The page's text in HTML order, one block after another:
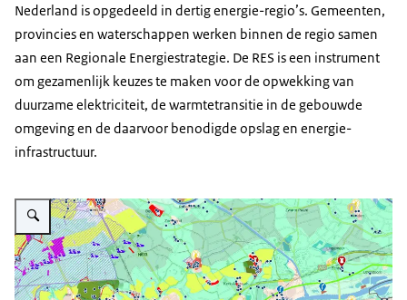
Nederland is opgedeeld in dertig energie-regio’s. Gemeenten,
provincies en waterschappen werken binnen de regio samen
aan een Regionale Energiestrategie. De RES is een instrument
om gezamenlijk keuzes te maken voor de opwekking van
duurzame elektriciteit, de warmtetransitie in de gebouwde
omgeving en de daarvoor benodigde opslag en energie-
infrastructuur.
Vergroot afbeelding Detailweergave van de kaart Regionale